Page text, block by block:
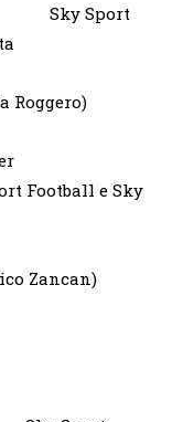
e Sky